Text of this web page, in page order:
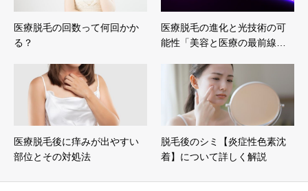
医療脱毛の回数って何回かか
る？
医療脱毛の進化と光技術の可
能性「美容と医療の最前線…
医療脱毛後に痒みが出やすい
部位とその対処法
脱毛後のシミ【炎症性色素沈
着】について詳しく解説